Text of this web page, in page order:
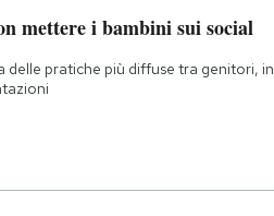
mettere i bambini sui social
delle pratiche più diffuse tra genitori, in